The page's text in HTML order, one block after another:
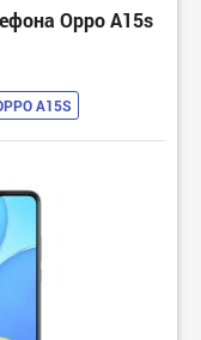
Oppo A15s
A15S